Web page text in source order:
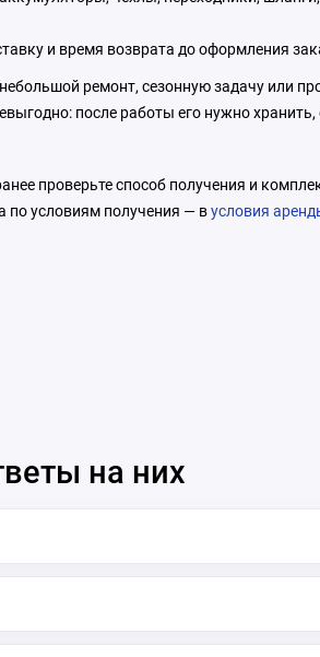
и время возврата до оформления
ремонт, сезонную задачу или
после работы его нужно
проверьте способ получения и
по условиям получения — вусловия
на них